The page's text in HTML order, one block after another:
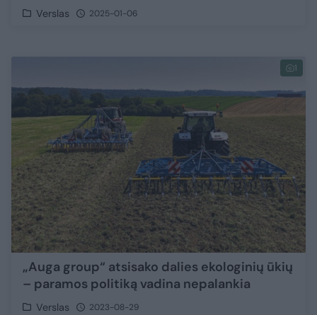
Verslas 2025-01-06
1
„Auga group“ atsisako dalies ekologinių ūkių
– paramos politiką vadina nepalankia
Verslas 2023-08-29